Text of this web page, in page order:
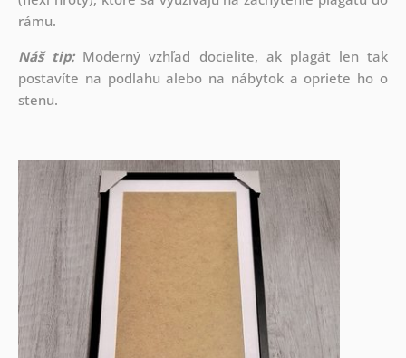
rámu.
Náš tip: Moderný vzhľad docielite, ak plagát len tak
postavíte na podlahu alebo na nábytok a opriete ho o
stenu.